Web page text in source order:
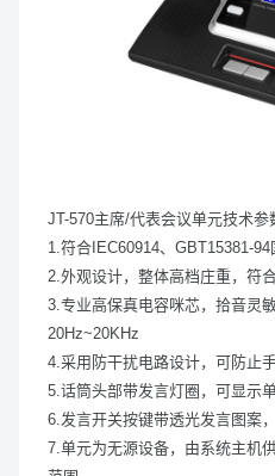
JT-570主席/代表会议单元技术参
1.符合IEC60914、GBT15381-94
2.外观设计，整体高档庄重，符
3.专业高保真电容咪芯，拾音灵
20Hz~20KHz
4.采用防干扰电路设计，可防止
5.话筒头部带发言灯圈，可显示
6.发言开关按键带透光发言图案
7.单元为无源设备，由系统主机